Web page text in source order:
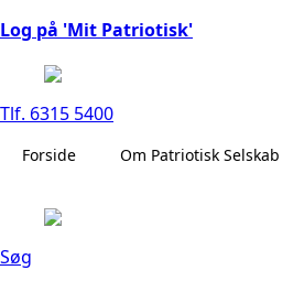
Log på 'Mit Patriotisk'
Tlf. 6315 5400
Forside Om Patriotisk Selskab
Søg